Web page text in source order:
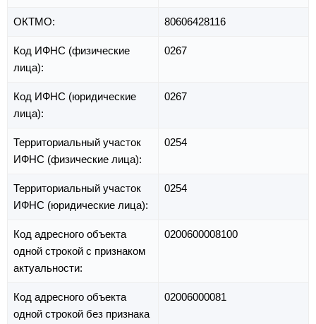
ОКТМО: 80606428116
Код ИФНС (физические
лица):
0267
Код ИФНС (юридические
лица):
0267
Территориальный участок
ИФНС (физические лица):
0254
Территориальный участок
ИФНС (юридические лица):
0254
Код адресного объекта
одной строкой с признаком
актуальности:
0200600008100
Код адресного объекта
одной строкой без признака
02006000081